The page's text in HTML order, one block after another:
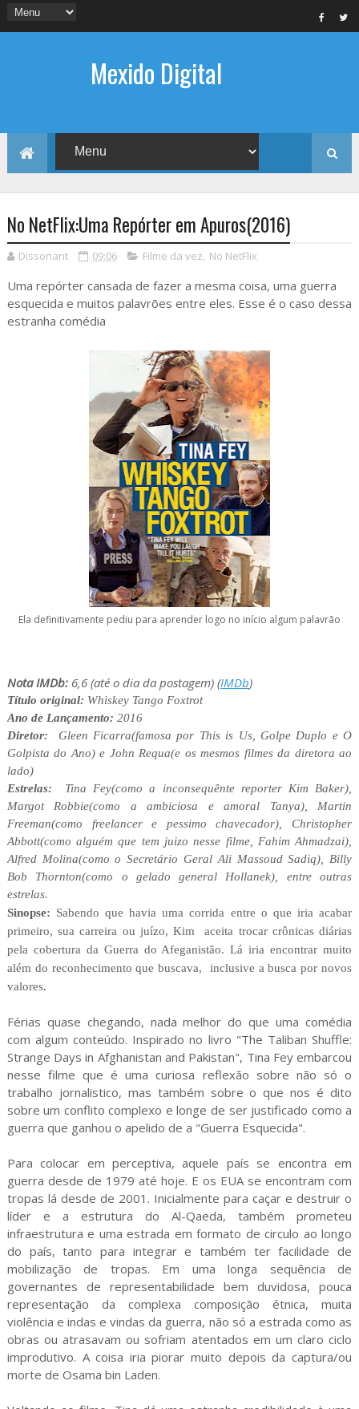
Mexido Digital
No NetFlix:Uma Repórter em Apuros(2016)
Dissonant 09:06 Filme da vez, No NetFlix
Uma repórter cansada de fazer a mesma coisa, uma guerra
esquecida e muitos palavrões entre eles. Esse é o caso dessa
estranha comédia
Ela definitivamente pediu para aprender logo no início algum palavrão
Nota IMDb:6,6 (até o dia da postagem) (IMDb)
Título original: Whiskey Tango Foxtrot
Ano de Lançamento: 2016
Diretor: Gleen Ficarra(famosa por This is Us, Golpe Duplo e O
Golpista do Ano) e John Requa(e os mesmos filmes da diretora ao
lado)
Estrelas: Tina Fey(como a inconsequênte reporter Kim Baker),
Margot Robbie(como a ambiciosa e amoral Tanya), Martin
Freeman(como freelancer e pessimo chavecador), Christopher
Abbott(como alguém que tem juizo nesse filme, Fahim Ahmadzai),
Alfred Molina(como o Secretário Geral Ali Massoud Sadiq), Billy
Bob Thornton(como o gelado general Hollanek), entre outras
estrelas.
Sinopse: Sabendo que havia uma corrida entre o que iria acabar
primeiro, sua carreira ou juízo, Kim aceita trocar crônicas diárias
pela cobertura da Guerra do Afeganistão. Lá iria encontrar muito
além do reconhecimento que buscava, inclusive a busca por novos
valores.
Férias quase chegando, nada melhor do que uma comédia
com algum conteúdo. Inspirado no livro "The Taliban Shuffle:
Strange Days in Afghanistan and Pakistan", Tina Fey embarcou
nesse filme que é uma curiosa reflexão sobre não só o
trabalho jornalistico, mas também sobre o que nos é dito
sobre um conflito complexo e longe de ser justificado como a
guerra que ganhou o apelido de a "Guerra Esquecida".
Para colocar em perceptiva, aquele país se encontra em
guerra desde de 1979 até hoje. E os EUA se encontram com
tropas lá desde de 2001. Inicialmente para caçar e destruir o
líder e a estrutura do Al-Qaeda, também prometeu
infraestrutura e uma estrada em formato de circulo ao longo
do país, tanto para integrar e também ter facilidade de
mobilização de tropas. Em uma longa sequência de
governantes de representabilidade bem duvidosa, pouca
representação da complexa composição étnica, muita
violência e indas e vindas da guerra, não só a estrada como as
obras ou atrasavam ou sofriam atentados em um claro ciclo
improdutivo. A coisa iria piorar muito depois da captura/ou
morte de Osama bin Laden.